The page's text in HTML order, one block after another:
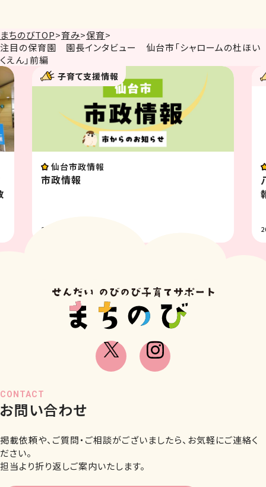
まちのびTOP>育み>保育>
注目の保育園 園長インタビュー 仙台市「シャロームの杜ほい
くえん」前編
子育て支援情報
仙台市政情報
市政情報
2026.07.31
CONTACT
お問い合わせ
掲載依頼や、ご質問・ご相談がございましたら、お気軽にご連絡く
ださい。
担当より折り返しご案内いたします。